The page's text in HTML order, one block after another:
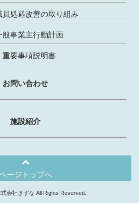
員処遇改善の取り組み
般事業主行動計画
重要事項説明書
お問い合わせ
施設紹介
ージトップへ
会社きずな All Rights Reserved.